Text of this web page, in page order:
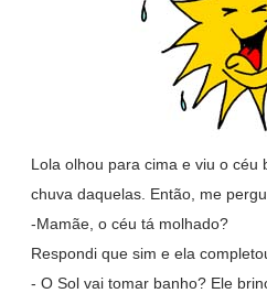
Lola olhou para cima e viu o céu
chuva daquelas. Então, me
-Mamãe, o céu tá molhado?
Respondi que sim e ela
- O Sol vai tomar banho? Ele